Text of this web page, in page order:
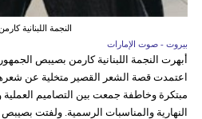
النجمة اللبنانية
بيروت - صوت الإمارات
أبهرت النجمة اللبنانية كارمن بصيبص
اعتمدت قصة الشعر القصير متخلية عن شعرها
مبتكرة وخاطفة جمعت بين التصاميم العملية
النهارية والمناسبات الرسمية. ولفتت بصيبص